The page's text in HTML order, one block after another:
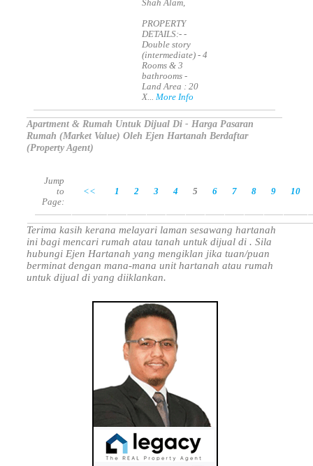
Shah Alam,
PROPERTY
DETAILS:- -
Double story
(intermediate) - 4
Rooms & 3
bathrooms -
Land Area : 20
X...More Info
Apartment & Rumah Untuk Dijual Di - Harga Pasaran
Rumah (Market Value) Oleh Ejen Hartanah Berdaftar
(Property Agent)
Jump
to
Page:
<< 1 2 3 4 5 6 7 8 9 10
Terima kasih kerana melayari laman sesawang hartanah
ini bagi mencari rumah atau tanah untuk dijual di . Sila
hubungi Ejen Hartanah yang mengiklan jika tuan/puan
berminat dengan mana-mana unit hartanah atau rumah
untuk dijual di yang diiklankan.